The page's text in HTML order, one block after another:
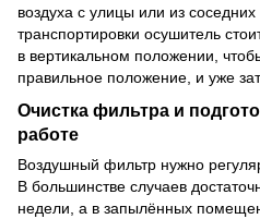
воздуха с улицы или из
транспортировки осушитель
в вертикальном положении,
правильное положение, и уже
Очистка фильтра и
работе
Воздушный фильтр нужно
В большинстве случаев
недели, а в запылённых